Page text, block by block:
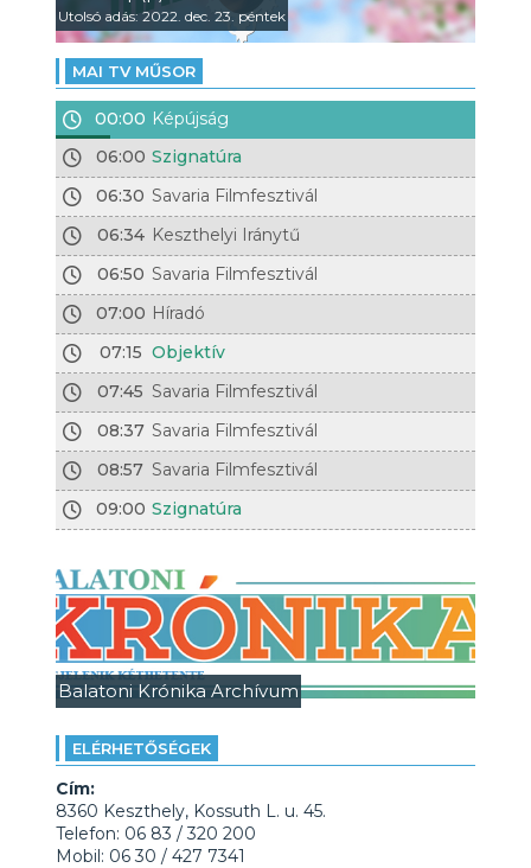
Utolsó adás: 2022. dec. 23. péntek
MAI TV MŰSOR
00:00 Képújság
06:00 Szignatúra
06:30 Savaria Filmfesztivál
06:34 Keszthelyi Iránytű
06:50 Savaria Filmfesztivál
07:00 Híradó
07:15 Objektív
07:45 Savaria Filmfesztivál
08:37 Savaria Filmfesztivál
08:57 Savaria Filmfesztivál
09:00 Szignatúra
Balatoni Krónika Archívum
ELÉRHETŐSÉGEK
Cím:
8360 Keszthely, Kossuth L. u. 45.
Telefon: 06 83 / 320 200
Mobil: 06 30 / 427 7341